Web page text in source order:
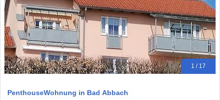
1 / 17
PenthouseWohnung in Bad Abbach